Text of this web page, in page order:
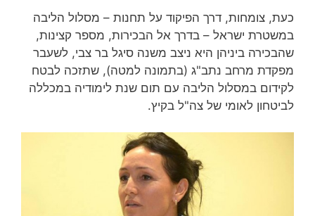
כעת, צומחות, דרך הפיקוד על תחנות – מסלול הליבה
במשטרת ישראל – בדרך אל הבכירות, מספר קצינות,
שהבכירה ביניהן היא ניצב משנה סיגל בר צבי, לשעבר
מפקדת מרחב נתב"ג (בתמונה למטה), שתזכה לבטח
לקידום במסלול הליבה עם תום שנת לימודיה במכללה
לביטחון לאומי של צה"ל בקיץ.